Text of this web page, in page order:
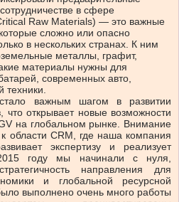
в сфере
Raw Materials) — это важные
сложно или опасно
в нескольких странах. К ним
металлы, графит,
материалы нужны для
современных авто,
важным шагом в развитии
что открывает новые возможности
на глобальном рынке. Внимание
области CRM, где наша компания
экспертизу и реализует
году мы начинали с нуля,
направления для
и глобальной ресурсной
выполнено очень много работы